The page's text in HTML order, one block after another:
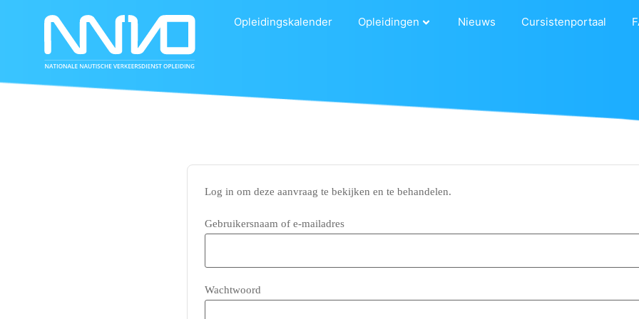
Opleidingskalender Opleidingen Nieuws Cursistenportaal
Aanvraag behandelen
Log in om deze aanvraag te bekijken en te behandelen.
Gebruikersnaam of e-mailadres
Wachtwoord